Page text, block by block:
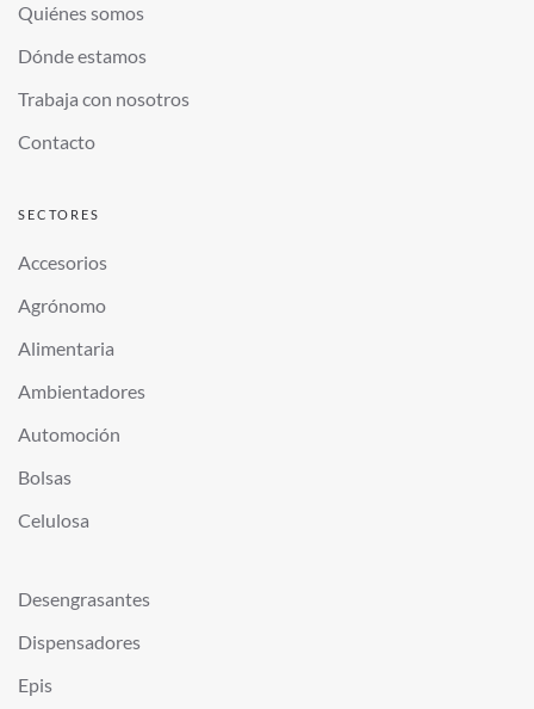
Quiénes somos
Dónde estamos
Trabaja con nosotros
Contacto
SECTORES
Accesorios
Agrónomo
Alimentaria
Ambientadores
Automoción
Bolsas
Celulosa
Desengrasantes
Dispensadores
Epis